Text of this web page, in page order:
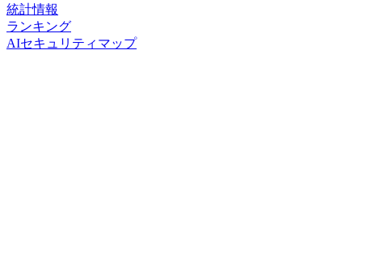
統計情報
ランキング
AIセキュリティマップ